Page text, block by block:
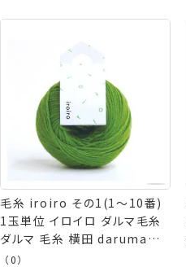
毛糸 iroiro その1(1～10番)
1玉単位 イロイロ ダルマ毛糸
ダルマ 毛糸 横田 daruma
ykt 手芸の山久
（0）